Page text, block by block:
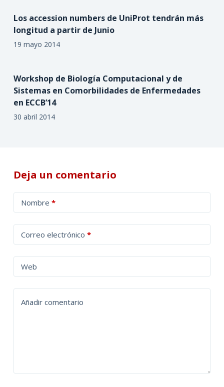
Los accession numbers de UniProt tendrán más
longitud a partir de Junio
19 mayo 2014
Workshop de Biología Computacional y de
Sistemas en Comorbilidades de Enfermedades
en ECCB’14
30 abril 2014
Deja un comentario
Nombre *
Correo electrónico *
Web
Añadir comentario
l
t
a
t